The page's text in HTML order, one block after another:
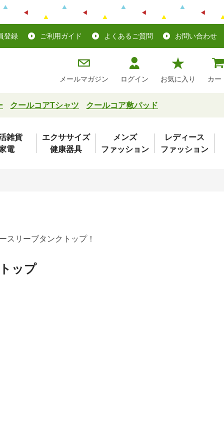
登録 ご利用ガイド よくあるご質問 お問い合わせ
メールマガジン ログイン お気に入り カー
クールコアTシャツ クールコア敷パッド
雑貨
電
エクササイズ
健康器具
メンズ
ファッション
レディース
ファッション
スリーブタンクトップ！
ップ